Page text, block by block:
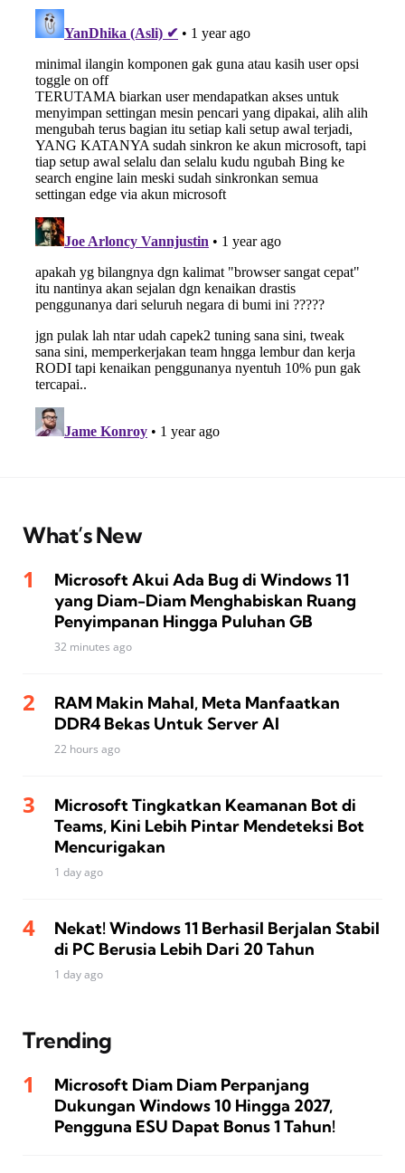
What’s New
Microsoft Akui Ada Bug di Windows 11
yang Diam-Diam Menghabiskan Ruang
Penyimpanan Hingga Puluhan GB
32 minutes ago
RAM Makin Mahal, Meta Manfaatkan
DDR4 Bekas Untuk Server AI
22 hours ago
Microsoft Tingkatkan Keamanan Bot di
Teams, Kini Lebih Pintar Mendeteksi Bot
Mencurigakan
1 day ago
Nekat! Windows 11 Berhasil Berjalan Stabil
di PC Berusia Lebih Dari 20 Tahun
1 day ago
Trending
Microsoft Diam Diam Perpanjang
Dukungan Windows 10 Hingga 2027,
Pengguna ESU Dapat Bonus 1 Tahun!